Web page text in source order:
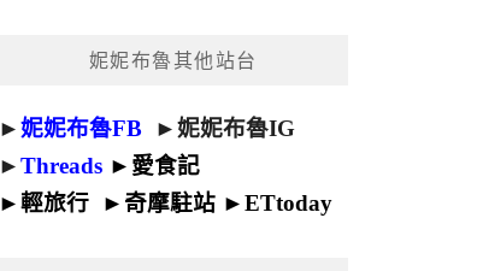
妮妮布魯其他站台
►妮妮布魯FB ►妮妮布魯IG
►Threads ► 愛食記
►輕旅行 ► 奇摩駐站 ►ETtoday